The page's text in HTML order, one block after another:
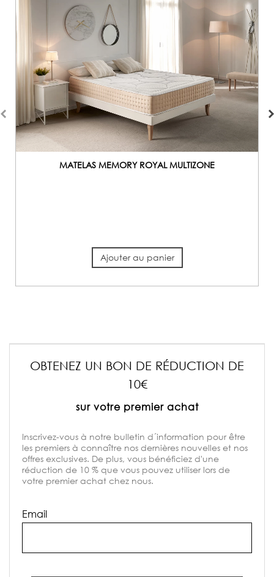
MATELAS MEMORY ROYAL MULTIZONE
Ajouter au panier
OBTENEZ UN BON DE RÉDUCTION DE
10€
sur votre premier achat
Inscrivez-vous à notre bulletin d´information pour être
les premiers à connaître nos dernières nouvelles et nos
offres exclusives. De plus, vous bénéficiez d'une
réduction de 10 % que vous pouvez utiliser lors de
votre premier achat chez nous.
Email